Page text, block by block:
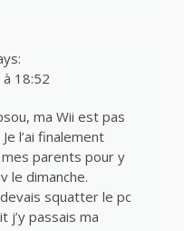
18:52
ma Wii est pas
l’ai finalement
parents pour y
le dimanche.
squatter le pc
j’y passais ma